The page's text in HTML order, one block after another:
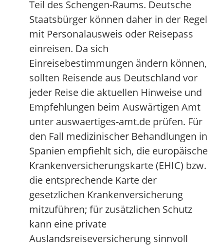
Teil des Schengen-Raums. Deutsche
Staatsbürger können daher in der Regel
mit Personalausweis oder Reisepass
einreisen. Da sich
Einreisebestimmungen ändern können,
sollten Reisende aus Deutschland vor
jeder Reise die aktuellen Hinweise und
Empfehlungen beim Auswärtigen Amt
unter auswaertiges-amt.de prüfen. Für
den Fall medizinischer Behandlungen in
Spanien empfiehlt sich, die europäische
Krankenversicherungskarte (EHIC) bzw.
die entsprechende Karte der
gesetzlichen Krankenversicherung
mitzuführen; für zusätzlichen Schutz
kann eine private
Auslandsreiseversicherung sinnvoll